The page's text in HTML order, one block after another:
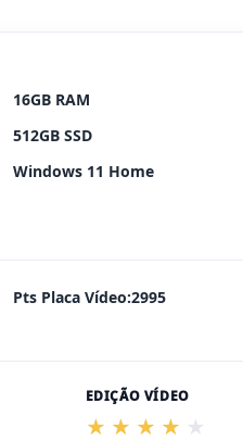
16GB RAM
512GB SSD
Windows 11 Home
Pts Placa Vídeo:2995
EDIÇÃO VÍDEO